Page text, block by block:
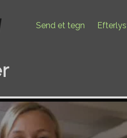
Send et tegn